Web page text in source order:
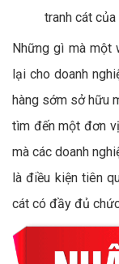
tranh cát của
Những gì mà một
lại cho doanh
hàng sớm sở hữu
tìm đến một đơn
mà các doanh
là điều kiện tiên
cát có đầy đủ